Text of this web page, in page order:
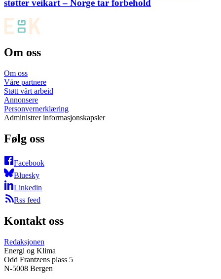
støtter veikart – Norge tar forbehold
Om oss
Om oss
Våre partnere
Støtt vårt arbeid
Annonsere
Personvernerklæring
Administrer informasjonskapsler
Følg oss
Facebook
Bluesky
Linkedin
Rss feed
Kontakt oss
Redaksjonen
Energi og Klima
Odd Frantzens plass 5
N-5008 Bergen